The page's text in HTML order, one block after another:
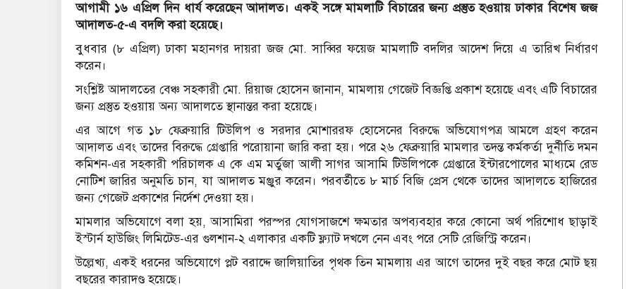
আগামী ১৬ এপ্রিল দিন ধার্য করেছেন আদালত। একই সঙ্গে মামলাটি বিচারের জন্য প্রস্তুত হওয়ায় ঢাকার বিশেষ জজ
আদালত-৫-এ বদলি করা হয়েছে।
বুধবার (৮ এপ্রিল) ঢাকা মহানগর দায়রা জজ মো. সাব্বির ফয়েজ মামলাটি বদলির আদেশ দিয়ে এ তারিখ নির্ধারণ
করেন।
সংশ্লিষ্ট আদালতের বেঞ্চ সহকারী মো. রিয়াজ হোসেন জানান, মামলায় গেজেট বিজ্ঞপ্তি প্রকাশ হয়েছে এবং এটি বিচারের
জন্য প্রস্তুত হওয়ায় অন্য আদালতে স্থানান্তর করা হয়েছে।
এর আগে গত ১৮ ফেব্রুয়ারি টিউলিপ ও সরদার মোশাররফ হোসেনের বিরুদ্ধে অভিযোগপত্র আমলে গ্রহণ করেন
আদালত এবং তাদের বিরুদ্ধে গ্রেপ্তারি পরোয়ানা জারি করা হয়। পরে ২৬ ফেব্রুয়ারি মামলার তদন্ত কর্মকর্তা দুর্নীতি দমন
কমিশন-এর সহকারী পরিচালক এ কে এম মর্তুজা আলী সাগর আসামি টিউলিপকে গ্রেপ্তারে ইন্টারপোলের মাধ্যমে রেড
নোটিশ জারির অনুমতি চান, যা আদালত মঞ্জুর করেন। পরবর্তীতে ৮ মার্চ বিজি প্রেস থেকে তাদের আদালতে হাজিরের
জন্য গেজেট প্রকাশের নির্দেশ দেওয়া হয়।
মামলার অভিযোগে বলা হয়, আসামিরা পরস্পর যোগসাজশে ক্ষমতার অপব্যবহার করে কোনো অর্থ পরিশোধ ছাড়াই
ইস্টার্ন হাউজিং লিমিটেড-এর গুলশান-২ এলাকার একটি ফ্ল্যাট দখলে নেন এবং পরে সেটি রেজিস্ট্রি করেন।
উল্লেখ্য, একই ধরনের অভিযোগে প্লট বরাদ্দে জালিয়াতির পৃথক তিন মামলায় এর আগে তাদের দুই বছর করে মোট ছয়
বছরের কারাদণ্ড হয়েছে।